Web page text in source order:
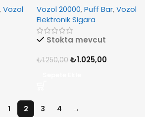
,Vozol
Vozol 20000,Puff Bar,Vozol
Elektronik Sigara
Stokta mevcut
₺1.250,00 ₺1.025,00
1 2 3 4 →